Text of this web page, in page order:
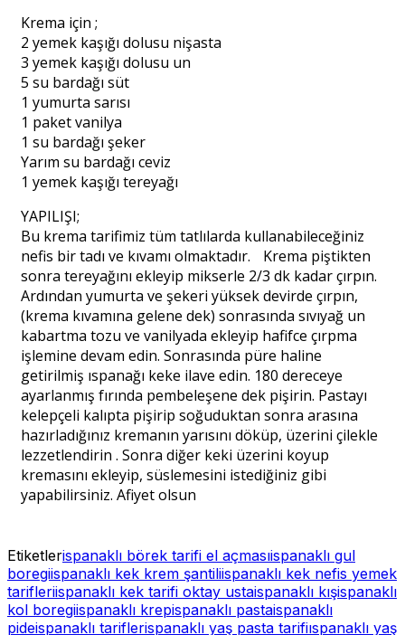
Krema için ;
2 yemek kaşığı dolusu nişasta
3 yemek kaşığı dolusu un
5 su bardağı süt
1 yumurta sarısı
1 paket vanilya
1 su bardağı şeker
Yarım su bardağı ceviz
1 yemek kaşığı tereyağı
YAPILIŞI;
Bu krema tarifimiz tüm tatlılarda kullanabileceğiniz
nefis bir tadı ve kıvamı olmaktadır. Krema piştikten
sonra tereyağını ekleyip mikserle 2/3 dk kadar çırpın.
Ardından yumurta ve şekeri yüksek devirde çırpın,
(krema kıvamına gelene dek) sonrasında sıvıyağ un
kabartma tozu ve vanilyada ekleyip hafifce çırpma
işlemine devam edin. Sonrasında püre haline
getirilmiş ıspanağı keke ilave edin. 180 dereceye
ayarlanmış fırında pembeleşene dek pişirin. Pastayı
kelepçeli kalıpta pişirip soğuduktan sonra arasına
hazırladığınız kremanın yarısını döküp, üzerini çilekle
lezzetlendirin . Sonra diğer keki üzerini koyup
kremasını ekleyip, süslemesini istediğiniz gibi
yapabilirsiniz. Afiyet olsun
Etiketlerispanaklı börek tarifi el açmasıispanaklı gul
boregiispanaklı kek krem şantiliispanaklı kek nefis yemek
tarifleriispanaklı kek tarifi oktay ustaispanaklı kışispanaklı
kol boregiispanaklı krepispanaklı pastaispanaklı
pideispanaklı tariflerispanaklı yaş pasta tarifiıspanaklı yaş